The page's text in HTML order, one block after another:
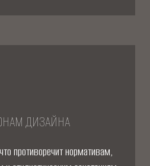
ДИЗАЙНА
противоречит нормативам,